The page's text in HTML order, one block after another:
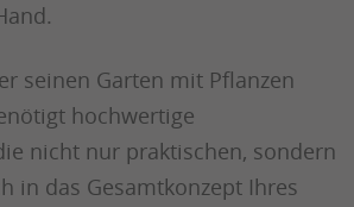
seinen Garten mit Pflanzen
hochwertige
nicht nur praktischen, sondern
in das Gesamtkonzept Ihres